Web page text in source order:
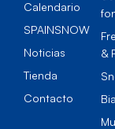
Calendario
SPAINSNOW
Noticias
Tienda
Contacto
&